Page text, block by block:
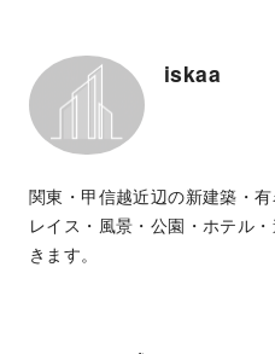
iskaa
関東・甲信越近辺の新建築・
レイス・風景・公園・ホテル
きます。